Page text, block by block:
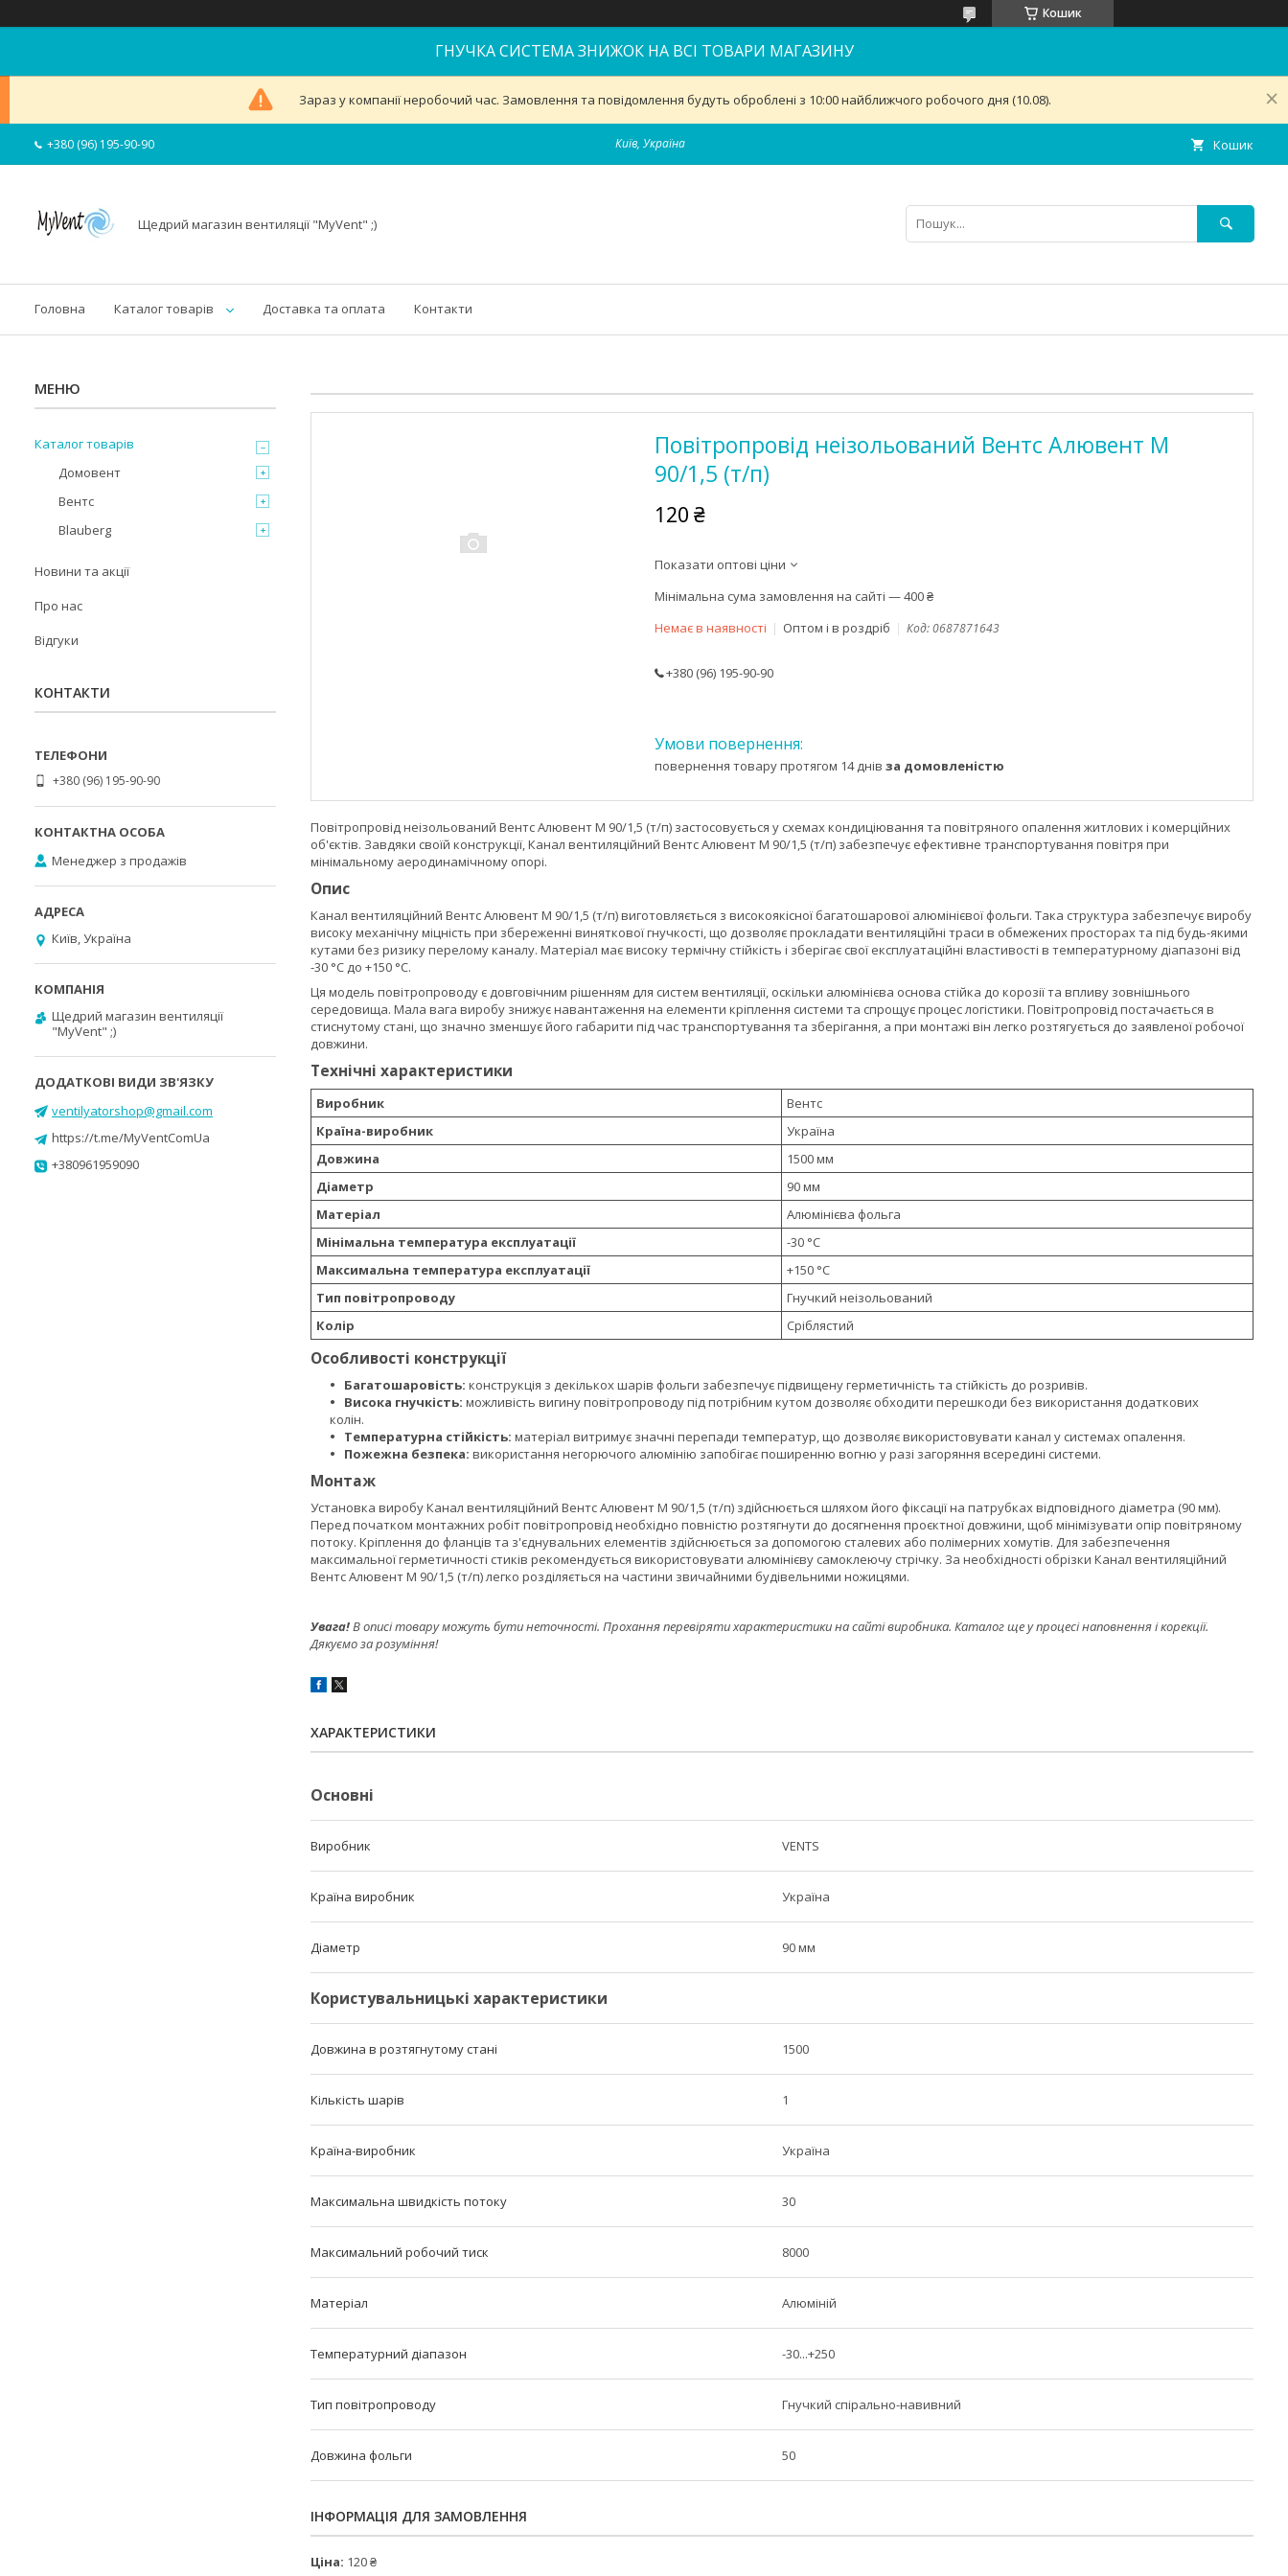
Кошик
ГНУЧКА СИСТЕМА ЗНИЖОК НА ВСІ ТОВАРИ МАГАЗИНУ
Зараз у компанії неробочий час. Замовлення та повідомлення будуть оброблені з 10:00 найближчого робочого дня (10.08).
+380 (96) 195-90-90 Київ, Україна Кошик
Щедрий магазин вентиляції "MyVent" ;)
Головна Каталог товарів Доставка та оплата Контакти
Повітропровід неізольований Вентс Алювент М
90/1,5 (т/п)
120 ₴
Показати оптові ціни
Мінімальна сума замовлення на сайті — 400 ₴
Немає в наявності
Оптом і в роздріб Код:0687871643
+380 (96) 195-90-90
повернення товару протягом 14 днів за домовленістю
Повітропровід неізольований Вентс Алювент М 90/1,5 (т/п) застосовується у схемах кондиціювання та повітряного опалення житлових і комерційних
об'єктів. Завдяки своїй конструкції, Канал вентиляційний Вентс Алювент М 90/1,5 (т/п) забезпечує ефективне транспортування повітря при
мінімальному аеродинамічному опорі.
Опис
Канал вентиляційний Вентс Алювент М 90/1,5 (т/п) виготовляється з високоякісної багатошарової алюмінієвої фольги. Така структура забезпечує виробу
високу механічну міцність при збереженні виняткової гнучкості, що дозволяє прокладати вентиляційні траси в обмежених просторах та під будь-якими
кутами без ризику перелому каналу. Матеріал має високу термічну стійкість і зберігає свої експлуатаційні властивості в температурному діапазоні від
-30 °С до +150 °С.
Ця модель повітропроводу є довговічним рішенням для систем вентиляції, оскільки алюмінієва основа стійка до корозії та впливу зовнішнього
середовища. Мала вага виробу знижує навантаження на елементи кріплення системи та спрощує процес логістики. Повітропровід постачається в
стиснутому стані, що значно зменшує його габарити під час транспортування та зберігання, а при монтажі він легко розтягується до заявленої робочої
довжини.
Технічні характеристики
Виробник
Вентс
Країна-виробник
Україна
Довжина
1500 мм
Діаметр
90 мм
Матеріал
Алюмінієва фольга
Мінімальна температура експлуатації
-30 °С
Максимальна температура експлуатації
+150 °С
Тип повітропроводу
Гнучкий неізольований
Колір
Сріблястий
Особливості конструкції
Багатошаровість: конструкція з декількох шарів фольги забезпечує підвищену герметичність та стійкість до розривів.
Висока гнучкість: можливість вигину повітропроводу під потрібним кутом дозволяє обходити перешкоди без використання додаткових
колін.
Температурна стійкість: матеріал витримує значні перепади температур, що дозволяє використовувати канал у системах опалення.
Пожежна безпека: використання негорючого алюмінію запобігає поширенню вогню у разі загоряння всередині системи.
Монтаж
Установка виробу Канал вентиляційний Вентс Алювент М 90/1,5 (т/п) здійснюється шляхом його фіксації на патрубках відповідного діаметра (90 мм).
Перед початком монтажних робіт повітропровід необхідно повністю розтягнути до досягнення проєктної довжини, щоб мінімізувати опір повітряному
потоку. Кріплення до фланців та з'єднувальних елементів здійснюється за допомогою сталевих або полімерних хомутів. Для забезпечення
максимальної герметичності стиків рекомендується використовувати алюмінієву самоклеючу стрічку. За необхідності обрізки Канал вентиляційний
Вентс Алювент М 90/1,5 (т/п) легко розділяється на частини звичайними будівельними ножицями.
Увага!В описі товару можуть бути неточності. Прохання перевіряти характеристики на сайті виробника. Каталог ще у процесі наповнення і корекції.
Дякуємо за розуміння!
ХАРАКТЕРИСТИКИ
Основні
Виробник VENTS
Країна виробник Україна
Діаметр 90 мм
Користувальницькі характеристики
Довжина в розтягнутому стані 1500
Кількість шарів 1
Країна-виробник Україна
Максимальна швидкість потоку 30
Максимальний робочий тиск 8000
Матеріал Алюміній
Температурний діапазон -30...+250
Тип повітропроводу Гнучкий спірально-навивний
Довжина фольги 50
ІНФОРМАЦІЯ ДЛЯ ЗАМОВЛЕННЯ
Ціна: 120 ₴
Каталог товарів
Домовент
Вентс
Blauberg
Новини та акції
Про нас
Відгуки
КОНТАКТИ
+380 (96) 195-90-90
Менеджер з продажів
Київ, Україна
Щедрий магазин вентиляції
"MyVent" ;)
ventilyatorshop@gmail.com
https://t.me/MyVentComUa
+380961959090